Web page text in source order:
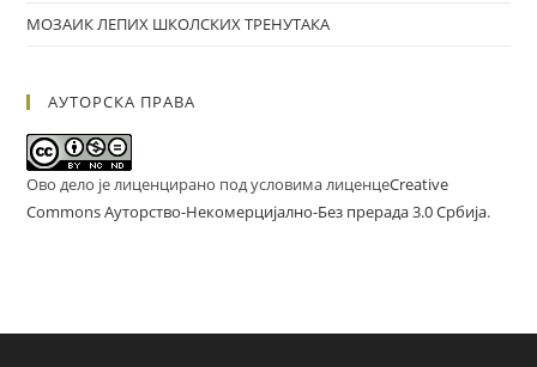
МОЗАИК ЛЕПИХ ШКОЛСКИХ ТРЕНУТАКА
АУТОРСКА ПРАВА
Ово дело је лиценцирано под условима лиценцеCreative
Commons Ауторство-Некомерцијално-Без прерада 3.0 Србија.